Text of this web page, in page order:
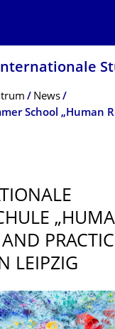
News
LEIPZIG